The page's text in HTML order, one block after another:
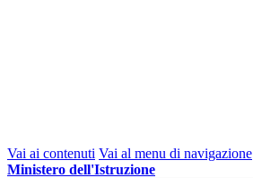
Vai ai contenuti Vai al menu di navigazione
Ministero dell'Istruzione